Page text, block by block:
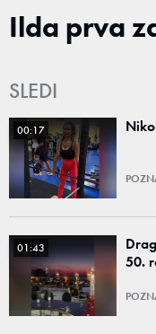
Ilda prva
SLEDI
00:17
01:43
50.